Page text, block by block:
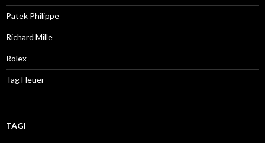
Patek Philippe
Richard Mille
Rolex
Tag Heuer
TAGI